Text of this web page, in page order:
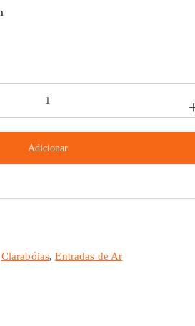
Adicionar
Clarabóias,Entradas de Ar